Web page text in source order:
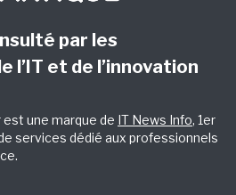
par les
l’IT et de l’innovation
une marque de IT News Info, 1er
services dédié aux professionnels